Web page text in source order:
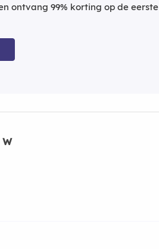
ontvang 99% korting op de eerste
w